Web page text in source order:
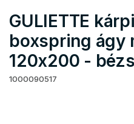
GULIETTE
boxspring ágy
120x200 - bézs
1000090517